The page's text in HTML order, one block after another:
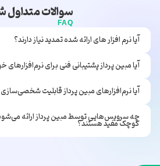
سوالات متداول
FAQ
آیا نرم افزار های ارائه شده تمدید نیاز دارند؟
آیا مبین پرداز پشتیبانی فنی برای نرم‌افزارهای
آیا نرم‌افزارهای مبین پرداز قابلیت شخصی‌سازی
چه سرویس‌هایی توسط مبین پرداز ارائه
کوچک مفید هستند؟